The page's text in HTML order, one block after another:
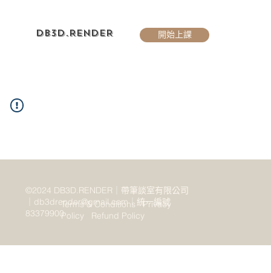
DB3D.RENDER 開始上課
©2024 DB3D.RENDER｜帶筆談室有限公司
db3drender@gmail.com｜統一編號
83379900
Terms & ConditionsPrivacy
Policy Refund Policy